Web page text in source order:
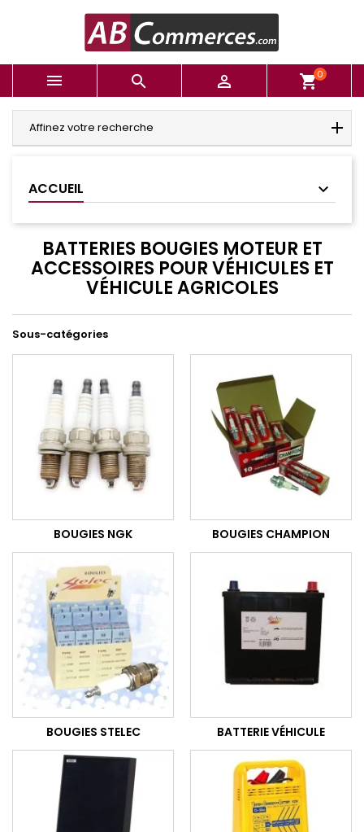
   shopping_cart0
Affinez votre recherche
ACCUEIL
BATTERIES BOUGIES MOTEUR ET
ACCESSOIRES POUR VÉHICULES ET
VÉHICULE AGRICOLES
Sous-catégories
BOUGIES NGK BOUGIES CHAMPION
BOUGIES STELEC BATTERIE VÉHICULE